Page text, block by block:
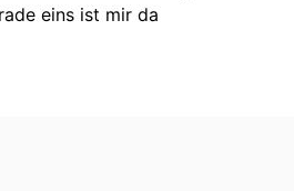
eins ist mir da